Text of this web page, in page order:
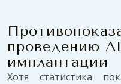
проведению
имплантации
Хотя статистика